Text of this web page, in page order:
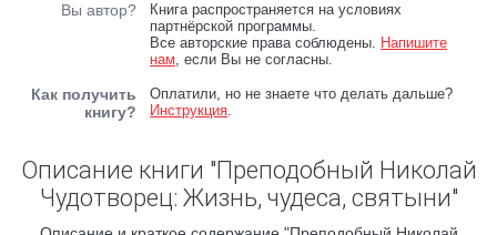
Вы автор?
Книга распространяется на условиях
партнёрской программы.
Все авторские права соблюдены. Напишите
нам, если Вы не согласны.
Как получить
книгу?
Оплатили, но не знаете что делать дальше?
Инструкция.
Описание книги "Преподобный Николай
Чудотворец: Жизнь, чудеса, святыни"